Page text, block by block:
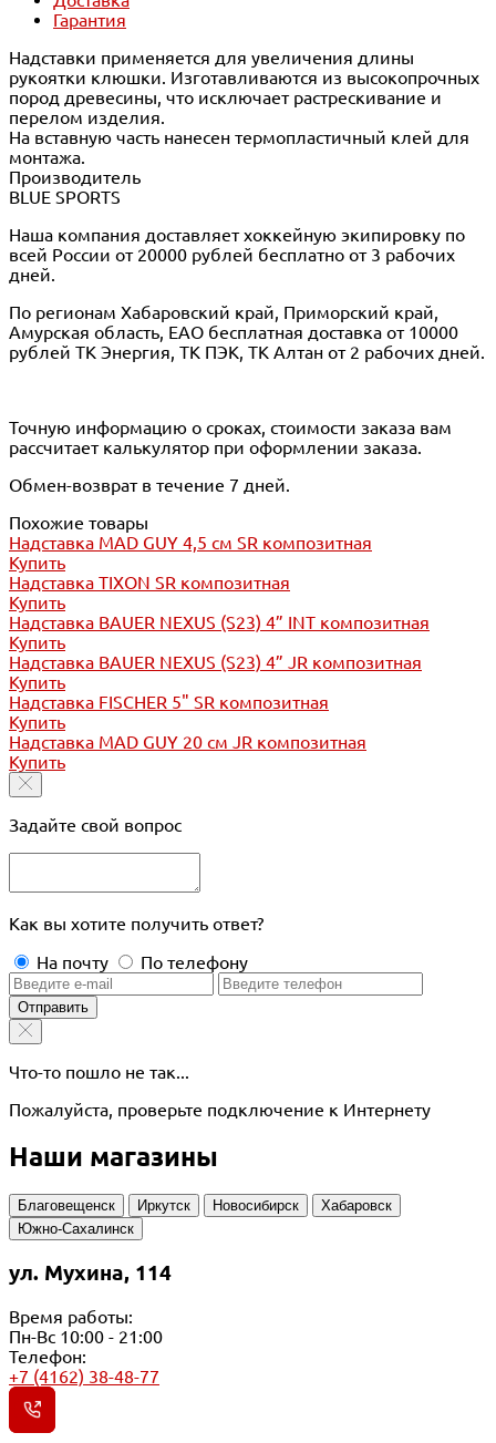
Гарантия
Надставки применяется для увеличения длины
рукоятки клюшки. Изготавливаются из высокопрочных
пород древесины, что исключает растрескивание и
перелом изделия.
На вставную часть нанесен термопластичный клей для
монтажа.
Производитель
BLUE SPORTS
Наша компания доставляет хоккейную экипировку по
всей России от 20000 рублей бесплатно от 3 рабочих
дней.
По регионам Хабаровский край, Приморский край,
Амурская область, ЕАО бесплатная доставка от 10000
рублей ТК Энергия, ТК ПЭК, ТК Алтан от 2 рабочих дней.
Точную информацию о сроках, стоимости заказа вам
рассчитает калькулятор при оформлении заказа.
Обмен-возврат в течение 7 дней.
Похожие товары
Надставка MAD GUY 4,5 см SR композитная
Купить
Надставка TIXON SR композитная
Купить
Надставка BAUER NEXUS (S23) 4” INT композитная
Купить
Надставка BAUER NEXUS (S23) 4” JR композитная
Купить
Надставка FISCHER 5" SR композитная
Купить
Надставка MAD GUY 20 см JR композитная
Купить
Задайте свой вопрос
Как вы хотите получить ответ?
На почту
По телефону
Отправить
Что-то пошло не так...
Пожалуйста, проверьте подключение к Интернету
Наши магазины
Благовещенск Иркутск Новосибирск
Хабаровск
Южно-Сахалинск
ул. Мухина, 114
Время работы:
Пн-Вс 10:00 - 21:00
Телефон:
+7 (4162) 38-48-77